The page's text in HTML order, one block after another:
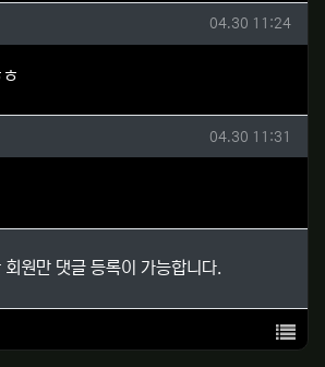
의 댓글 작성일
04.30 11:24
댓글 작성일
04.30 11:31
회원만 댓글 등록이 가능합니다.
목록